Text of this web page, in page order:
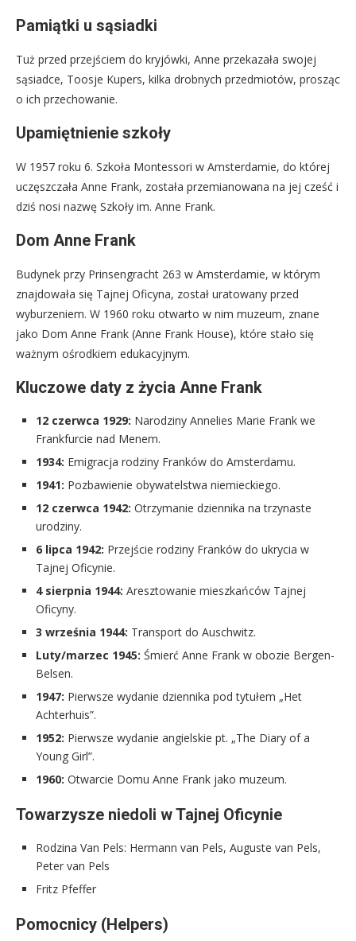
Pamiątki u sąsiadki
Tuż przed przejściem do kryjówki, Anne przekazała swojej
sąsiadce, Toosje Kupers, kilka drobnych przedmiotów, prosząc
o ich przechowanie.
Upamiętnienie szkoły
W 1957 roku 6. Szkoła Montessori w Amsterdamie, do której
uczęszczała Anne Frank, została przemianowana na jej cześć i
dziś nosi nazwę Szkoły im. Anne Frank.
Dom Anne Frank
Budynek przy Prinsengracht 263 w Amsterdamie, w którym
znajdowała się Tajnej Oficyna, został uratowany przed
wyburzeniem. W 1960 roku otwarto w nim muzeum, znane
jako Dom Anne Frank (Anne Frank House), które stało się
ważnym ośrodkiem edukacyjnym.
Kluczowe daty z życia Anne Frank
12 czerwca 1929: Narodziny Annelies Marie Frank we
Frankfurcie nad Menem.
1934: Emigracja rodziny Franków do Amsterdamu.
1941: Pozbawienie obywatelstwa niemieckiego.
12 czerwca 1942: Otrzymanie dziennika na trzynaste
urodziny.
6 lipca 1942: Przejście rodziny Franków do ukrycia w
Tajnej Oficynie.
4 sierpnia 1944: Aresztowanie mieszkańców Tajnej
Oficyny.
3 września 1944: Transport do Auschwitz.
Luty/marzec 1945: Śmierć Anne Frank w obozie Bergen-
Belsen.
1947: Pierwsze wydanie dziennika pod tytułem „Het
Achterhuis”.
1952: Pierwsze wydanie angielskie pt. „The Diary of a
Young Girl”.
1960: Otwarcie Domu Anne Frank jako muzeum.
Towarzysze niedoli w Tajnej Oficynie
Rodzina Van Pels: Hermann van Pels, Auguste van Pels,
Peter van Pels
Fritz Pfeffer
Pomocnicy (Helpers)